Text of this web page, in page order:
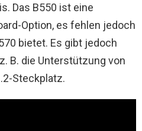
Das B550 ist eine
Option, es fehlen jedoch
bietet. Es gibt jedoch
B. die Unterstützung von
Steckplatz.